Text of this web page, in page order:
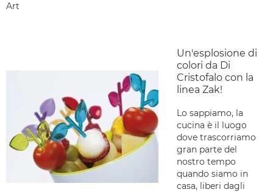
Art
Un'esplosione di
colori da Di
Cristofalo con la
linea Zak!
Lo sappiamo, la
cucina è il luogo
dove trascorriamo
gran parte del
nostro tempo
quando siamo in
casa, liberi dagli